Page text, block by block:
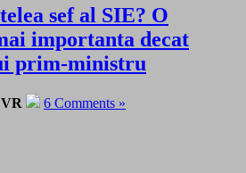
sef al SIE? O
importanta decat
prim-ministru
VR 6 Comments »